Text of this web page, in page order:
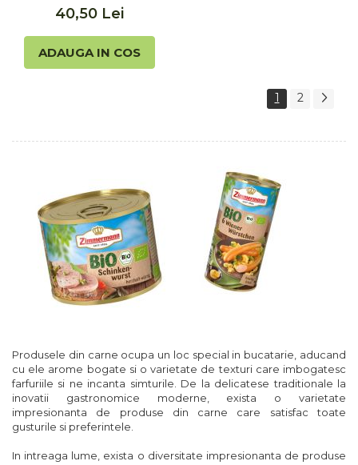
40,50 Lei
ADAUGA IN COS
1 2
Produsele din carne ocupa un loc special in bucatarie, aducand
cu ele arome bogate si o varietate de texturi care imbogatesc
farfuriile si ne incanta simturile. De la delicatese traditionale la
inovatii gastronomice moderne, exista o varietate
impresionanta de produse din carne care satisfac toate
gusturile si preferintele.
In intreaga lume, exista o diversitate impresionanta de produse